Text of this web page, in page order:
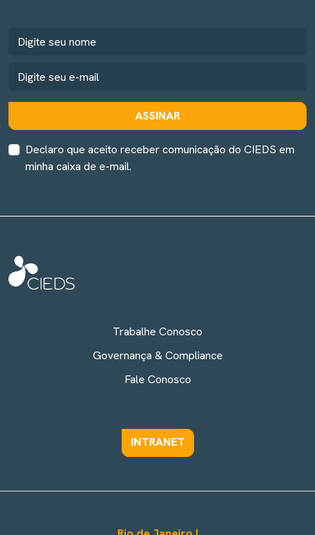
ASSINAR
Declaro que aceito receber comunicação do CIEDS em
minha caixa de e-mail.
Trabalhe Conosco
Governança & Compliance
Fale Conosco
INTRANET